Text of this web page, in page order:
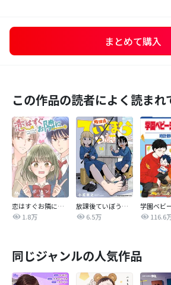
まとめて購入
この作品の読者によく読まれ
恋はすぐお隣に【タテヨミ】
1.8万
放課後ていぼう日誌
6.5万
116.6
同じジャンルの人気作品